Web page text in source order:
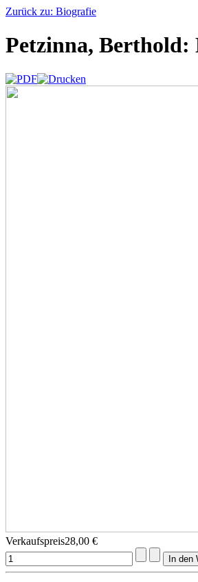
Zurück zu: Biografie
Petzinna, Berthold:
Verkaufspreis28,00 €